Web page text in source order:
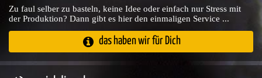
Zu faul selber zu basteln, keine Idee oder einfach nur Stress mit
der Produktion? Dann gibt es hier den einmaligen Service ...
das haben wir für Dich